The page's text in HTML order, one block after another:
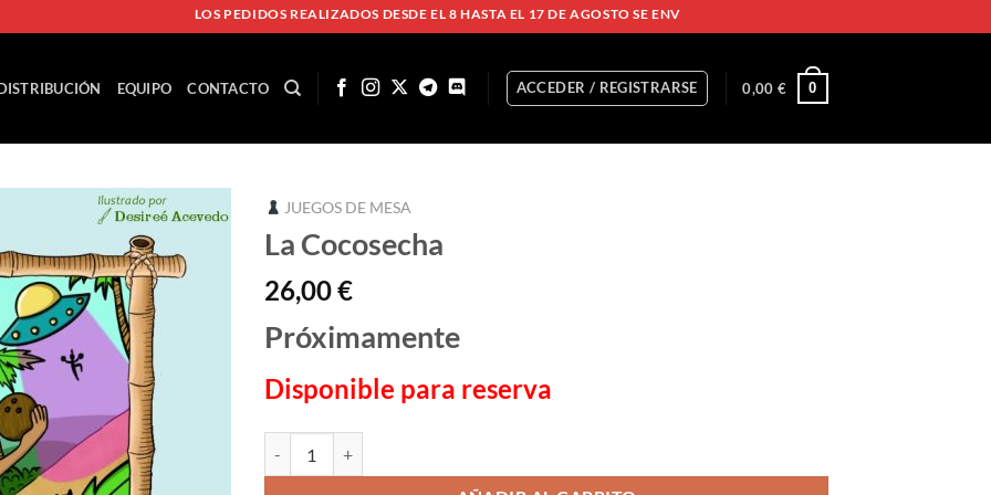
LOS PEDIDOS REALIZADOS DESDE EL 8 HASTA EL 17 DE AGOSTO SE ENVIARÁN A PARTIR DEL 18 DE AGOSTO. ¡FELIZ
EQUIPO CONTACTO ACCEDER / REGISTRARSE 0,00 € 0
JUEGOS DE MESA
La Cocosecha
26,00€
Próximamente
Disponible para reserva